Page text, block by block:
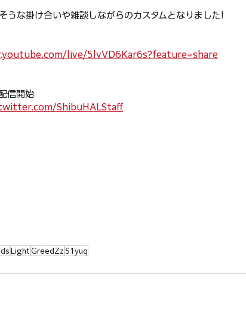
うな掛け合いや雑談しながらのカスタムとなりました!
live/5lvVD6Kar6s?feature=share
信開始
ShibuHALStaff
LightGreedZz S1yuq